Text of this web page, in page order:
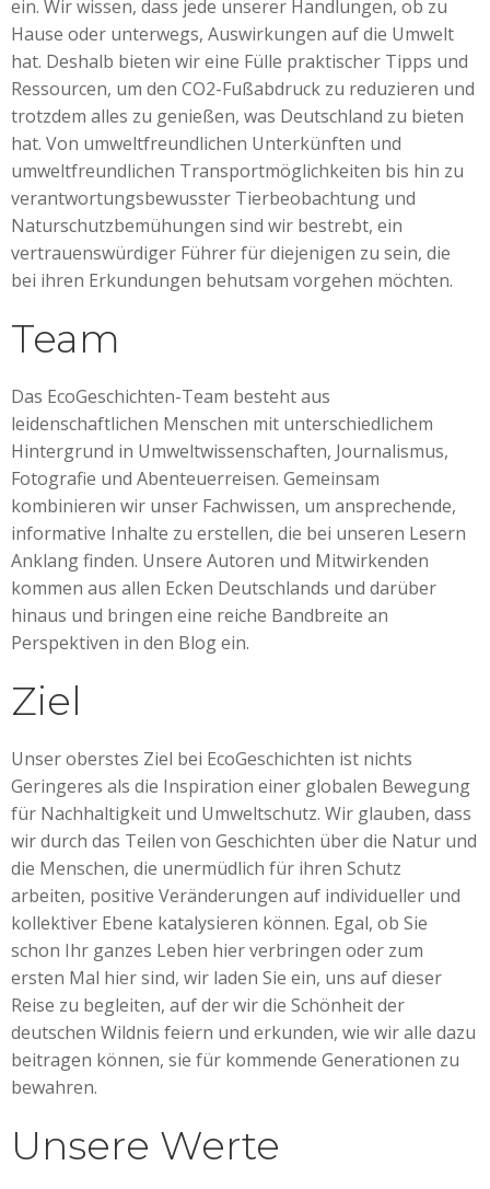
ein. Wir wissen, dass jede unserer Handlungen, ob zu
Hause oder unterwegs, Auswirkungen auf die Umwelt
hat. Deshalb bieten wir eine Fülle praktischer Tipps und
Ressourcen, um den CO2-Fußabdruck zu reduzieren und
trotzdem alles zu genießen, was Deutschland zu bieten
hat. Von umweltfreundlichen Unterkünften und
umweltfreundlichen Transportmöglichkeiten bis hin zu
verantwortungsbewusster Tierbeobachtung und
Naturschutzbemühungen sind wir bestrebt, ein
vertrauenswürdiger Führer für diejenigen zu sein, die
bei ihren Erkundungen behutsam vorgehen möchten.
Team
Das EcoGeschichten-Team besteht aus
leidenschaftlichen Menschen mit unterschiedlichem
Hintergrund in Umweltwissenschaften, Journalismus,
Fotografie und Abenteuerreisen. Gemeinsam
kombinieren wir unser Fachwissen, um ansprechende,
informative Inhalte zu erstellen, die bei unseren Lesern
Anklang finden. Unsere Autoren und Mitwirkenden
kommen aus allen Ecken Deutschlands und darüber
hinaus und bringen eine reiche Bandbreite an
Perspektiven in den Blog ein.
Ziel
Unser oberstes Ziel bei EcoGeschichten ist nichts
Geringeres als die Inspiration einer globalen Bewegung
für Nachhaltigkeit und Umweltschutz. Wir glauben, dass
wir durch das Teilen von Geschichten über die Natur und
die Menschen, die unermüdlich für ihren Schutz
arbeiten, positive Veränderungen auf individueller und
kollektiver Ebene katalysieren können. Egal, ob Sie
schon Ihr ganzes Leben hier verbringen oder zum
ersten Mal hier sind, wir laden Sie ein, uns auf dieser
Reise zu begleiten, auf der wir die Schönheit der
deutschen Wildnis feiern und erkunden, wie wir alle dazu
beitragen können, sie für kommende Generationen zu
bewahren.
Unsere Werte